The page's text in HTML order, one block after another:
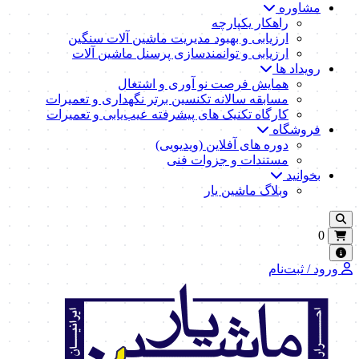
مشاوره
راهکار یکپارچه
ارزیابی و بهبود مدیریت ماشین آلات سنگین
ارزیابی و توانمندسازی پرسنل ماشین آلات
رویداد ها
همایش فرصت نو آوری و اشتغال
مسابقه سالانه تکنسین برتر نگهداری و تعمیرات
کارگاه تکنیک‌ های پیشرفته عیب‌یابی و تعمیرات
فروشگاه
دوره های آفلاین (ویدیویی)
مستندات و جزوات فنی
بخوانید
وبلاگ ماشین یار
0
ورود / ثبت‌نام